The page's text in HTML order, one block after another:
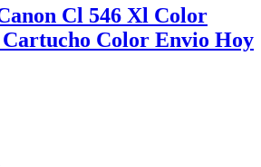
Cl 546 Xl Color
Color Envio Hoy